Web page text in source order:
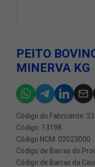
PEITO
MINERVA KG
Código do Fabricante:
Código: 13198
Código NCM: 02023000
Código de Barras do
Código de Barras da